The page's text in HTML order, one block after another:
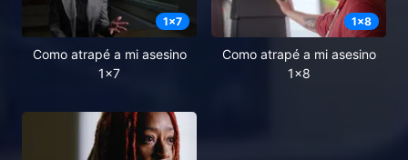
1x7
Como atrapé a mi asesino
1x7
1x8
Como atrapé a mi asesino
1x8